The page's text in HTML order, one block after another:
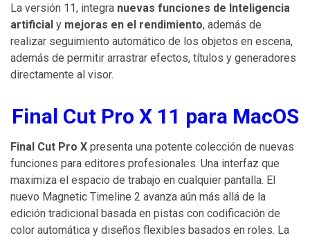
La versión 11, integra nuevas funciones de Inteligencia
artificial y mejoras en el rendimiento, además de
realizar seguimiento automático de los objetos en escena,
además de permitir arrastrar efectos, títulos y generadores
directamente al visor.
Final Cut Pro X 11 para MacOS
Final Cut Pro X presenta una potente colección de nuevas
funciones para editores profesionales. Una interfaz que
maximiza el espacio de trabajo en cualquier pantalla. El
nuevo Magnetic Timeline 2 avanza aún más allá de la
edición tradicional basada en pistas con codificación de
color automática y diseños flexibles basados ​​en roles. La